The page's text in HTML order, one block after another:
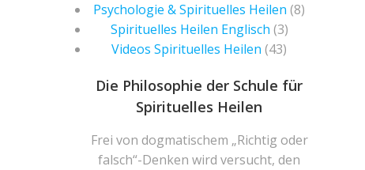
Psychologie & Spirituelles Heilen (8)
Spirituelles Heilen Englisch (3)
Videos Spirituelles Heilen (43)
Die Philosophie der Schule für
Spirituelles Heilen
Frei von dogmatischem „Richtig oder
falsch“-Denken wird versucht, den